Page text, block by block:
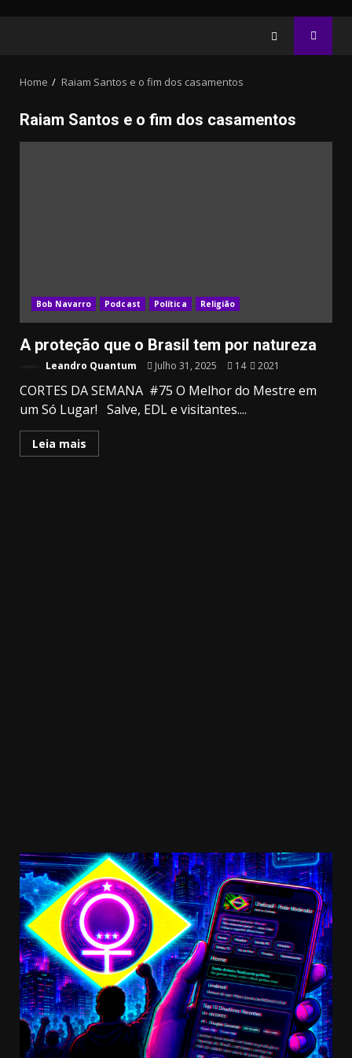
Home Raiam Santos e o fim dos casamentos
Raiam Santos e o fim dos casamentos
Bob Navarro Podcast Política Religião
A proteção que o Brasil tem por natureza
Leandro Quantum Julho 31, 2025 14 2021
CORTES DA SEMANA #75 O Melhor do Mestre em
um Só Lugar! Salve, EDL e visitantes....
Leia mais